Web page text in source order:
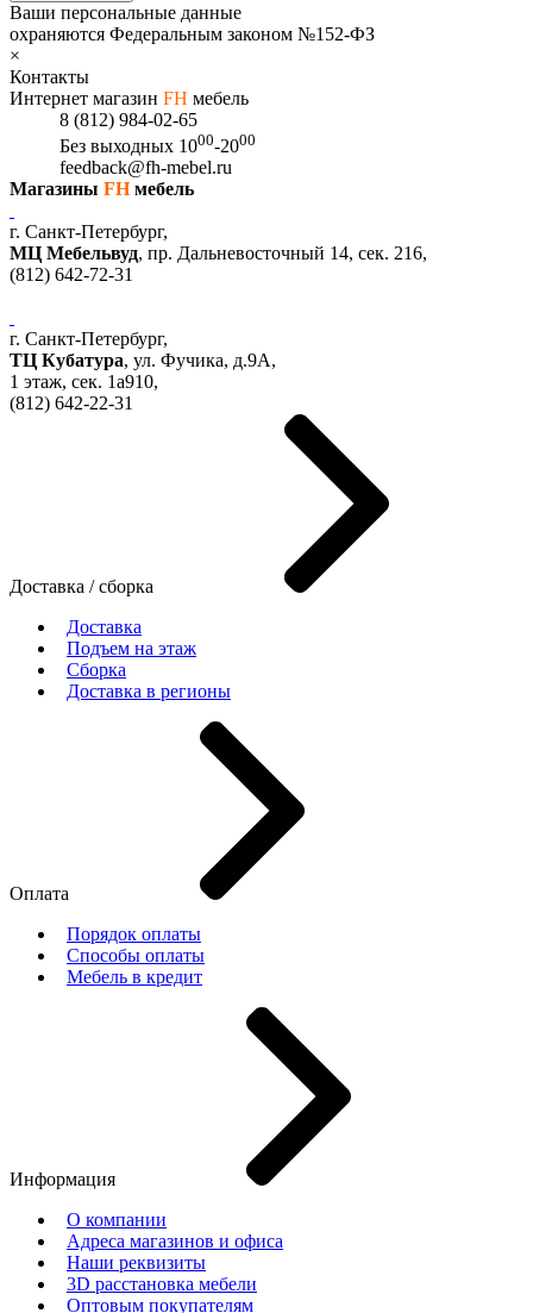
Ваши персональные данные
охраняются Федеральным законом №152-ФЗ
×
Контакты
Интернет магазин FH мебель
8 (812) 984-02-65
Без выходных 1000-2000
feedback@fh-mebel.ru
Магазины FHмебель
г. Санкт-Петербург,
МЦ Мебельвуд, пр. Дальневосточный 14, сек. 216,
(812) 642-72-31
г. Санкт-Петербург,
ТЦ Кубатура, ул. Фучика, д.9А,
1 этаж, сек. 1a910,
(812) 642-22-31
Доставка / сборка
Доставка
Подъем на этаж
Сборка
Доставка в регионы
Оплата
Порядок оплаты
Способы оплаты
Мебель в кредит
Информация
О компании
Адреса магазинов и офиса
Наши реквизиты
3D расстановка мебели
Оптовым покупателям